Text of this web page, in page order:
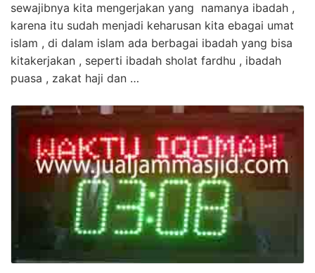
sewajibnya kita mengerjakan yang namanya ibadah ,
karena itu sudah menjadi keharusan kita ebagai umat
islam , di dalam islam ada berbagai ibadah yang bisa
kitakerjakan , seperti ibadah sholat fardhu , ibadah
puasa , zakat haji dan …